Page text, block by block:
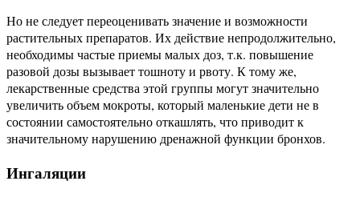
Но не следует переоценивать значение и возможности
растительных препаратов. Их действие непродолжительно,
необходимы частые приемы малых доз, т.к. повышение
разовой дозы вызывает тошноту и рвоту. К тому же,
лекарственные средства этой группы могут значительно
увеличить объем мокроты, который маленькие дети не в
состоянии самостоятельно откашлять, что приводит к
значительному нарушению дренажной функции бронхов.
Ингаляции